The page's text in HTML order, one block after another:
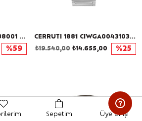
Cerruti 1881 CIWGK0038001 Erkek Kol Saati
%59
CERRUTI 1881 CIWGA0043103 Erkek Kol Saati
₺14.655,00
₺19.540,00 %25
İNDIRIM
ÜCRETSIZ
Sepetim Üye Girişi